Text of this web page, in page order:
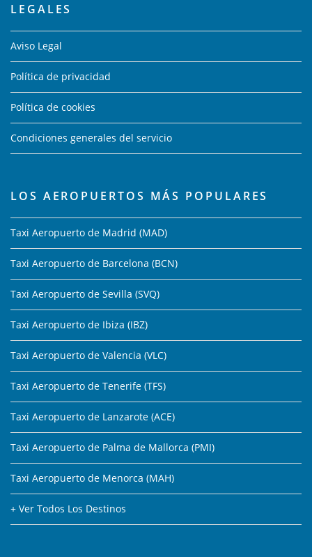
LEGALES
Aviso Legal
Política de privacidad
Política de cookies
Condiciones generales del servicio
LOS AEROPUERTOS MÁS POPULARES
Taxi Aeropuerto de Madrid (MAD)
Taxi Aeropuerto de Barcelona (BCN)
Taxi Aeropuerto de Sevilla (SVQ)
Taxi Aeropuerto de Ibiza (IBZ)
Taxi Aeropuerto de Valencia (VLC)
Taxi Aeropuerto de Tenerife (TFS)
Taxi Aeropuerto de Lanzarote (ACE)
Taxi Aeropuerto de Palma de Mallorca (PMI)
Taxi Aeropuerto de Menorca (MAH)
+ Ver Todos Los Destinos